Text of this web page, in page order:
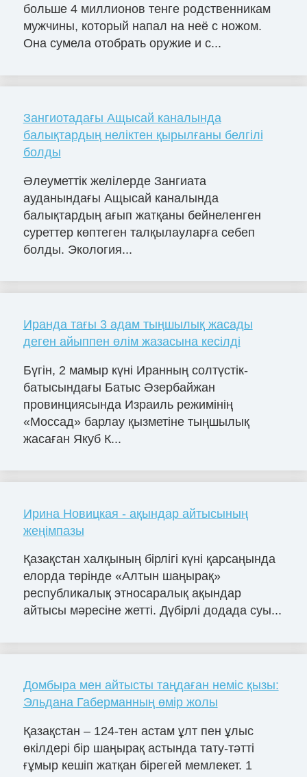
больше 4 миллионов тенге родственникам
мужчины, который напал на неё с ножом.
Она сумела отобрать оружие и с...
Зангиотадағы Ащысай каналында
балықтардың неліктен қырылғаны белгілі
болды
Әлеуметтік желілерде Зангиата
ауданындағы Ащысай каналында
балықтардың ағып жатқаны бейнеленген
суреттер көптеген талқылауларға себеп
болды. Экология...
Иранда тағы 3 адам тыңшылық жасады
деген айыппен өлім жазасына кесілді
Бүгін, 2 мамыр күні Иранның солтүстік-
батысындағы Батыс Әзербайжан
провинциясында Израиль режимінің
«Моссад» барлау қызметіне тыңшылық
жасаған Якуб К...
Ирина Новицкая - ақындар айтысының
жеңімпазы
Қазақстан халқының бірлігі күні қарсаңында
елорда төрінде «Алтын шаңырақ»
республикалық этносаралық ақындар
айтысы мәресіне жетті. Дүбірлі додада суы...
Домбыра мен айтысты таңдаған неміс қызы:
Эльдана Габерманның өмір жолы
Қазақстан – 124-тен астам ұлт пен ұлыс
өкілдері бір шаңырақ астында тату-тәтті
ғұмыр кешіп жатқан бірегей мемлекет. 1